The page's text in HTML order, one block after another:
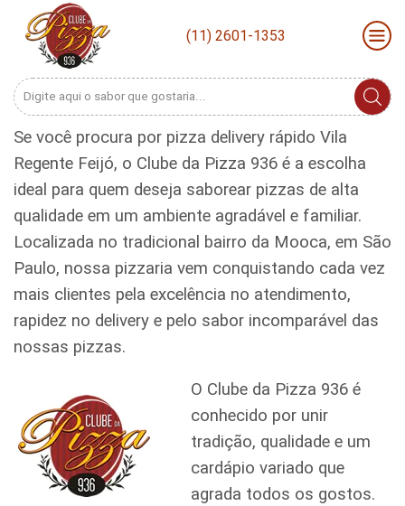
(11) 2601-1353
Search
Se você procura por pizza delivery rápido Vila
Regente Feijó, o Clube da Pizza 936 é a escolha
ideal para quem deseja saborear pizzas de alta
qualidade em um ambiente agradável e familiar.
Localizada no tradicional bairro da Mooca, em São
Paulo, nossa pizzaria vem conquistando cada vez
mais clientes pela excelência no atendimento,
rapidez no delivery e pelo sabor incomparável das
nossas pizzas.
O Clube da Pizza 936 é
conhecido por unir
tradição, qualidade e um
cardápio variado que
agrada todos os gostos.